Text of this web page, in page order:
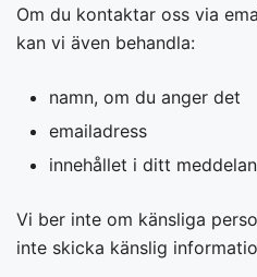
Om du kontaktar oss via
kan vi även behandla:
namn, om du anger det
emailadress
innehållet i ditt
Vi ber inte om känsliga
inte skicka känslig